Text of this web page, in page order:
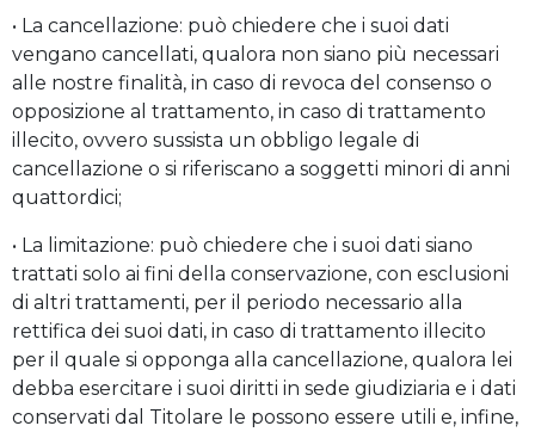
• La cancellazione: può chiedere che i suoi dati
vengano cancellati, qualora non siano più necessari
alle nostre finalità, in caso di revoca del consenso o
opposizione al trattamento, in caso di trattamento
illecito, ovvero sussista un obbligo legale di
cancellazione o si riferiscano a soggetti minori di anni
quattordici;
• La limitazione: può chiedere che i suoi dati siano
trattati solo ai fini della conservazione, con esclusioni
di altri trattamenti, per il periodo necessario alla
rettifica dei suoi dati, in caso di trattamento illecito
per il quale si opponga alla cancellazione, qualora lei
debba esercitare i suoi diritti in sede giudiziaria e i dati
conservati dal Titolare le possono essere utili e, infine,